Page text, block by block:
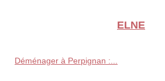
ELNE
Déménager à Perpignan :...